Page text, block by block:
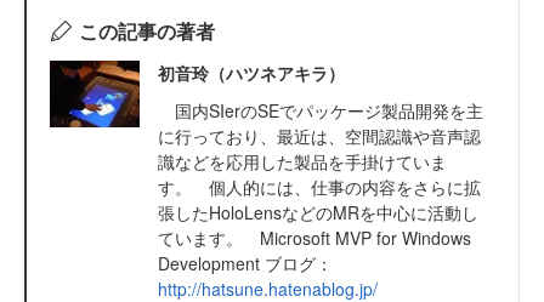
この記事の著者
初音玲（ハツネアキラ）
国内SIerのSEでパッケージ製品開発を主
に行っており、最近は、空間認識や音声認
識などを応用した製品を手掛けていま
す。 個人的には、仕事の内容をさらに拡
張したHoloLensなどのMRを中心に活動し
ています。 Microsoft MVP for Windows
Development ブログ：
http://hatsune.hatenablog.jp/